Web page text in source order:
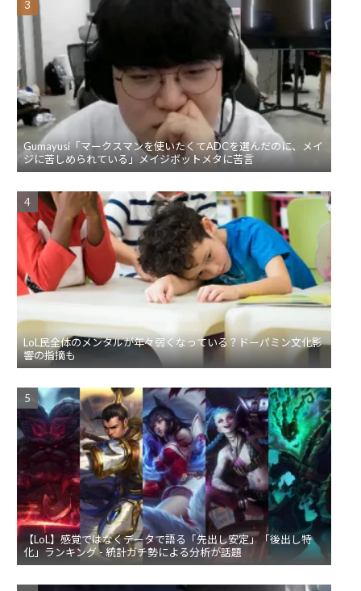
Gumayusi「マークスマンを使いたくてADCを選んだのに、メイ
ジに苦しめられている」メイジボットメタに苦言
LoL民全体のメンタルが年々弱くなっている？ドーパミン文化影
響の指摘も
【LoL】感覚ではなくデータで語る「先出し安定」「後出し特
化」ランキング - 統計ガチ勢による分析が話題